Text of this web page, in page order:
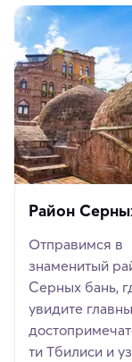
Район
Отправимся в
знаменитый
Cерных бань,
увидите
ти Тбилиси и